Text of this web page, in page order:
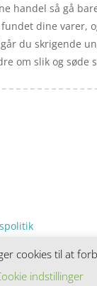
handel så gå
dine varer,
du skrigende
om slik og søde
samler et bredt
er et
cookies til at
indstillinger